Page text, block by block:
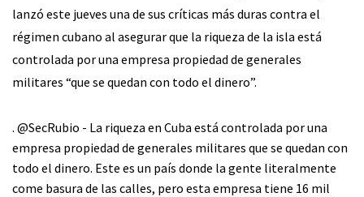
lanzó este jueves una de sus críticas más duras contra el
régimen cubano al asegurar que la riqueza de la isla está
controlada por una empresa propiedad de generales
militares “que se quedan con todo el dinero”.
. @SecRubio - La riqueza en Cuba está controlada por una
empresa propiedad de generales militares que se quedan con
todo el dinero. Este es un país donde la gente literalmente
come basura de las calles, pero esta empresa tiene 16 mil